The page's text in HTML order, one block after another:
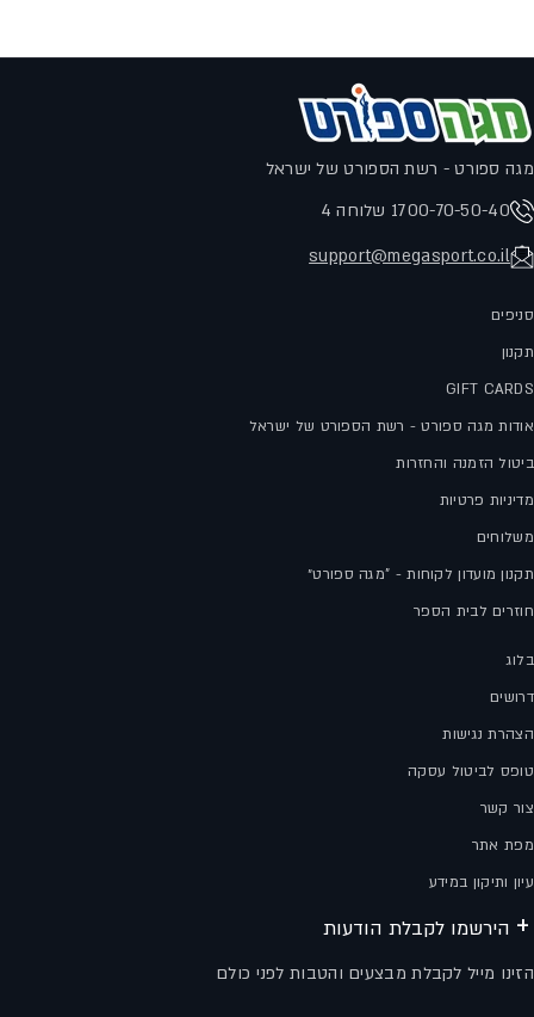
מגה ספורט - רשת הספורט של ישראל
1700-70-50-40 שלוחה 4
support@megasport.co.il
סניפים
תקנון
GIFT CARDS
אודות מגה ספורט - רשת הספורט של ישראל
ביטול הזמנה והחזרות
מדיניות פרטיות
משלוחים
תקנון מועדון לקוחות - "מגה ספורט״
חוזרים לבית הספר
בלוג
דרושים
הצהרת נגישות
טופס לביטול עסקה
צור קשר
מפת אתר
עיון ותיקון במידע
הירשמו לקבלת הודעות
הזינו מייל לקבלת מבצעים והטבות לפני כולם